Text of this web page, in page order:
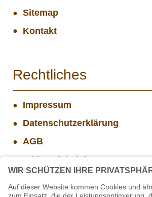
Sitemap
Kontakt
Rechtliches
Impressum
Datenschutzerklärung
AGB
Widerrufsbelehrung